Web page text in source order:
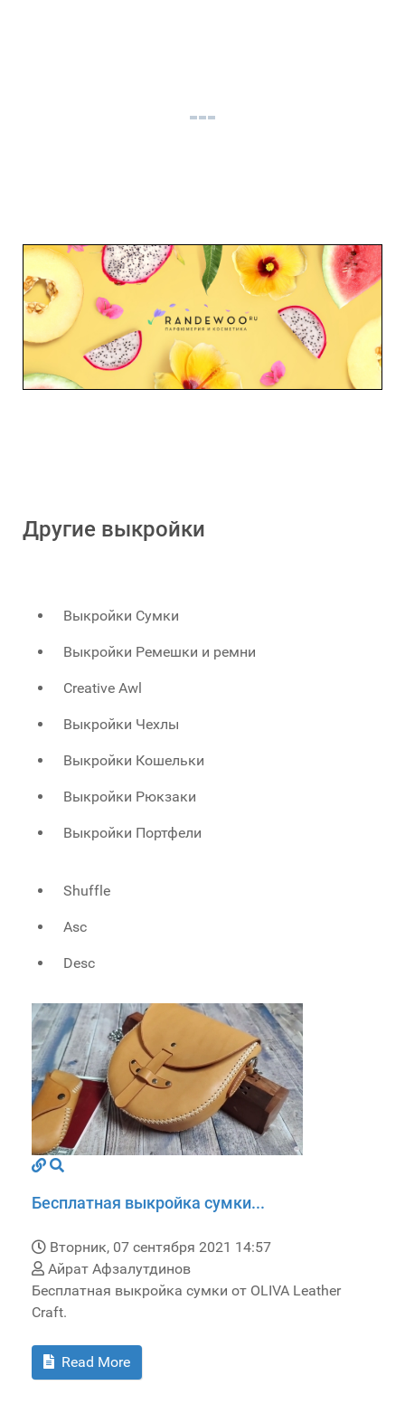
Другие выкройки
Выкройки Сумки
Выкройки Ремешки и ремни
Creative Awl
Выкройки Чехлы
Выкройки Кошельки
Выкройки Рюкзаки
Выкройки Портфели
Shuffle
Asc
Desc
Бесплатная выкройка сумки...
Вторник, 07 сентября 2021 14:57
Айрат Афзалутдинов
Бесплатная выкройка сумки от OLIVA Leather
Craft.
Read More